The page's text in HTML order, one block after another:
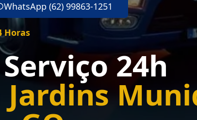
WhatsApp (62) 99863-1251
Horas
24h
Jardins